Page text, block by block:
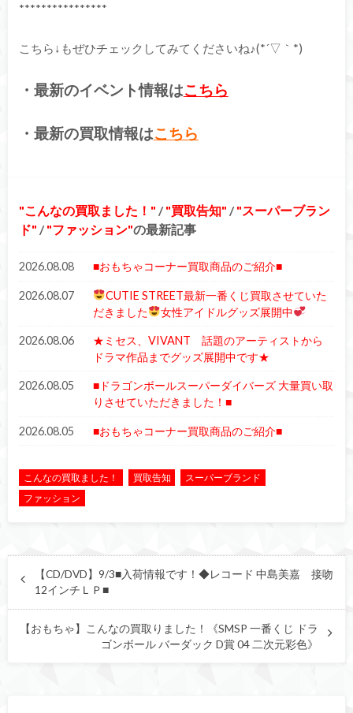
****************
こちら↓もぜひチェックしてみてくださいね♪(*´▽｀*)
・最新のイベント情報はこちら
・最新の買取情報はこちら
こんなの買取ました！ / 買取告知 / スーパーブラン
ド
/ ファッション の最新記事
2026.08.08 ■おもちゃコーナー買取商品のご紹介■
2026.08.07
CUTIE STREET最新一番くじ買取させていた
だきました
女性アイドルグッズ展開中
2026.08.06
★ミセス、VIVANT 話題のアーティストから
ドラマ作品までグッズ展開中です★
2026.08.05
■ドラゴンボールスーパーダイバーズ 大量買い取
りさせていただきました！■
2026.08.05 ■おもちゃコーナー買取商品のご紹介■
こんなの買取ました！ 買取告知
スーパーブランド
ファッション
【CD/DVD】9/3■入荷情報です！◆レコード 中島美嘉 接吻
12インチＬＰ■
【おもちゃ】こんなの買取りました！《SMSP 一番くじ ドラ
ゴンボール バーダック D賞 04 二次元彩色》